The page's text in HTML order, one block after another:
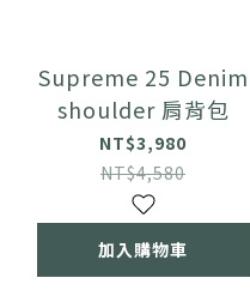
Supreme 25 Denim
shoulder 肩背包
NT$3,980
NT$4,580
加入購物車